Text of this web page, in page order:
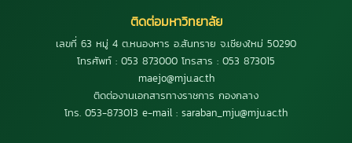
ติดต่อมหาวิทยาลัย
เลขที่ 63 หมู่ 4 ต.หนองหาร อ.สันทราย จ.เชียงใหม่ 50290
โทรศัพท์ : 053 873000 โทรสาร : 053 873015
maejo@mju.ac.th
ติดต่องานเอกสารทางราชการ กองกลาง
โทร. 053-873013 e-mail : saraban_mju@mju.ac.th